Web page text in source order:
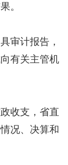
。
审计报告，
有关主管机
收支，省直
况、决算和